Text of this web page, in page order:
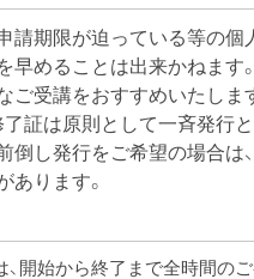
請期限が迫っている等の個
早めることは出来かねます。
ご受講をおすすめいたしま
了証は原則として一斉発行
倒し発行をご希望の場合は
あります。
、開始から終了まで全時間の